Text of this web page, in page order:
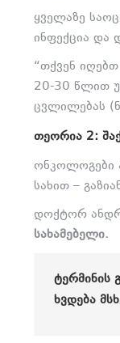
ყველაზე
ინფექცია და
“თქვენ
20-30 წლით
ცვლილებას
ᲗᲔᲝᲠᲘᲐ 2:
ონკოლოგები
სახით –
დოქტორ
სახამებელი.
ᲢᲔᲠᲛᲘᲜᲘᲡ
ᲮᲕᲓᲔᲑᲐ